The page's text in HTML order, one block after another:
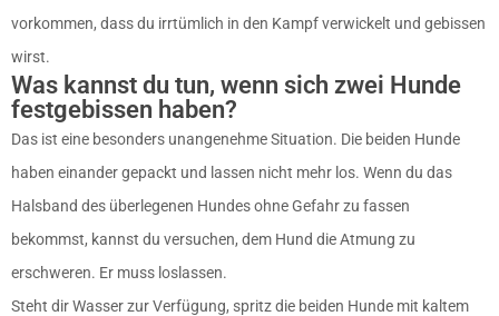
vorkommen, dass du irrtümlich in den Kampf verwickelt und gebissen
wirst.
Was kannst du tun, wenn sich zwei Hunde
festgebissen haben?
Das ist eine besonders unangenehme Situation. Die beiden Hunde
haben einander gepackt und lassen nicht mehr los. Wenn du das
Halsband des überlegenen Hundes ohne Gefahr zu fassen
bekommst, kannst du versuchen, dem Hund die Atmung zu
erschweren. Er muss loslassen.
Steht dir Wasser zur Verfügung, spritz die beiden Hunde mit kaltem